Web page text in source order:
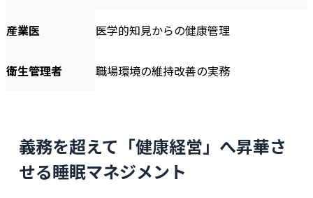
産業医 医学的知見からの健康管理
衛生管理者 職場環境の維持改善の実務
義務を超えて「健康経営」へ昇華さ
せる睡眠マネジメント